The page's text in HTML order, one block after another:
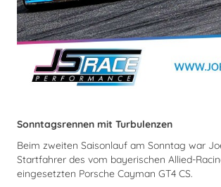
Sonntagsrennen mit Turbulenzen
Beim zweiten Saisonlauf am Sonntag war
Startfahrer des vom bayerischen Allied-
eingesetzten Porsche Cayman GT4 CS.